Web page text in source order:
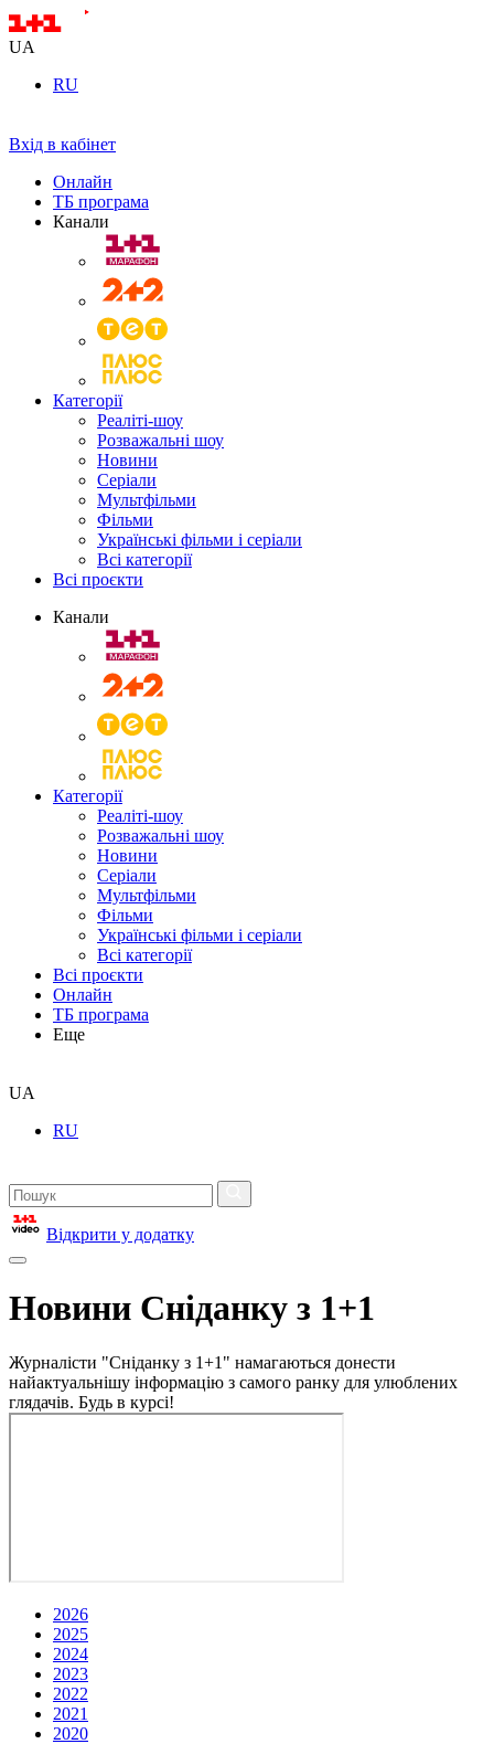
UA
RU
Вхід в кабінет
Онлайн
ТБ програма
Канали
Категорії
Реаліті-шоу
Розважальні шоу
Новини
Серіали
Мультфільми
Фільми
Українські фільми і серіали
Всі категорії
Всі проєкти
Канали
Категорії
Реаліті-шоу
Розважальні шоу
Новини
Серіали
Мультфільми
Фільми
Українські фільми і серіали
Всі категорії
Всі проєкти
Онлайн
ТБ програма
Еще
UA
RU
Відкрити у додатку
Новини Сніданку з 1+1
Журналісти "Сніданку з 1+1" намагаються донести
найактуальнішу інформацію з самого ранку для улюблених
глядачів. Будь в курсі!
2026
2025
2024
2023
2022
2021
2020